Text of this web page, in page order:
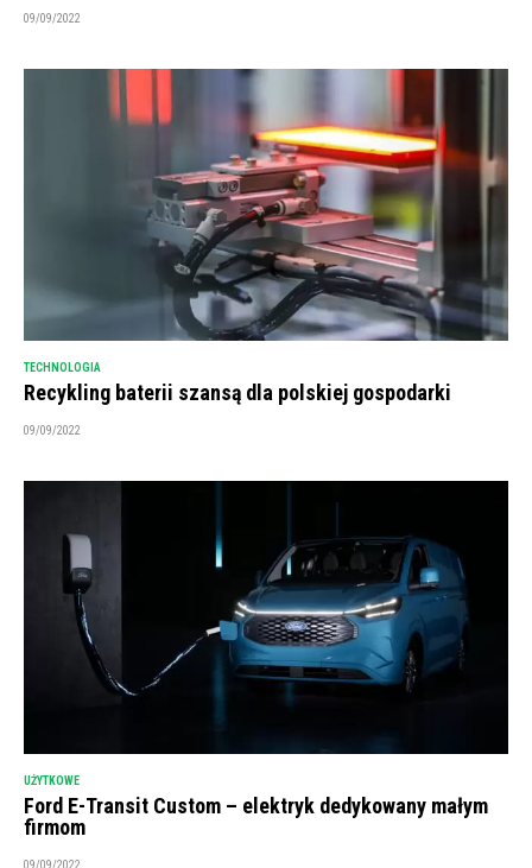
09/09/2022
TECHNOLOGIA
Recykling baterii szansą dla polskiej gospodarki
09/09/2022
UŻYTKOWE
Ford E-Transit Custom – elektryk dedykowany małym
firmom
09/09/2022